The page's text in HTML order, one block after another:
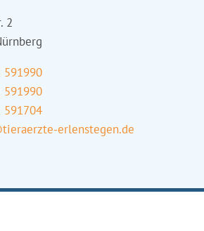
2
591990
591990
591704
erlenstegen.de